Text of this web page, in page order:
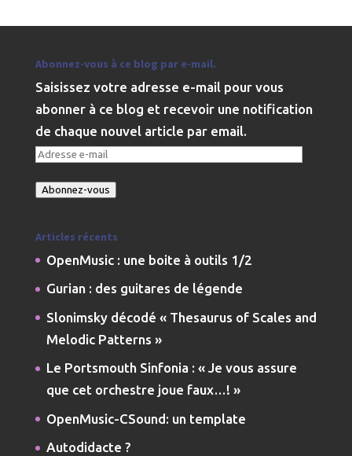
Abonnez-vous à ce blog par e-mail.
Saisissez votre adresse e-mail pour vous
abonner à ce blog et recevoir une notification
de chaque nouvel article par email.
Adresse
mail
Abonnez-vous
Articles récents
OpenMusic : une boite à outils 1/2
Gurian : des guitares de légende
Slonimsky décodé « Thesaurus of Scales and
Melodic Patterns »
Le Portsmouth Sinfonia : « Je vous assure
que cet orchestre joue faux…! »
OpenMusic-CSound: un template
Autodidacte ?